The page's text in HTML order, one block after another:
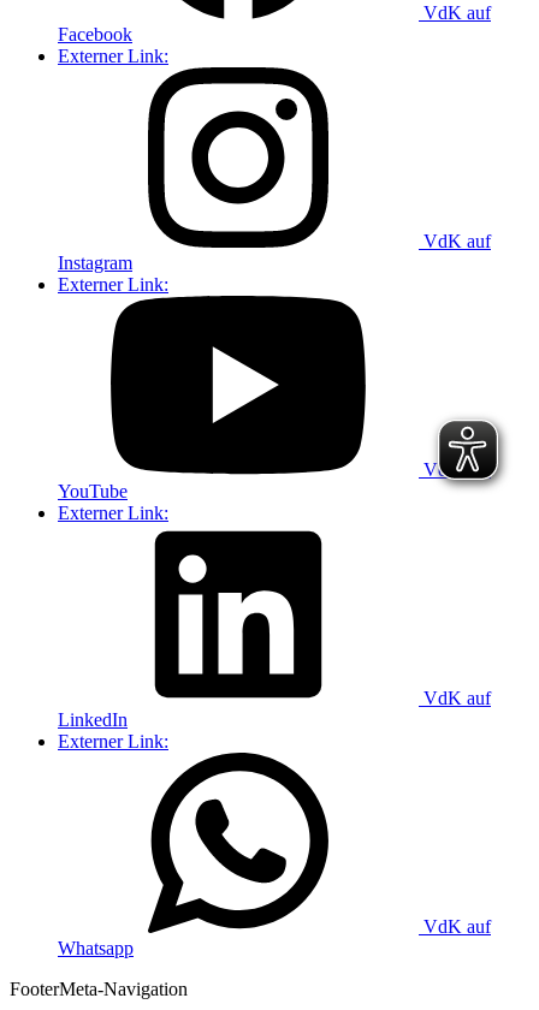
VdK auf
Facebook
Externer Link:
VdK auf
Instagram
Externer Link:
VdK auf
YouTube
Externer Link:
VdK auf
LinkedIn
Externer Link:
VdK auf
Whatsapp
FooterMeta-Navigation